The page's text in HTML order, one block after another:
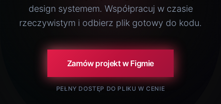
design systemem. Współpracuj w czasie
rzeczywistym i odbierz plik gotowy do kodu.
Zamów projekt w Figmie
PEŁNY DOSTĘP DO PLIKU W CENIE